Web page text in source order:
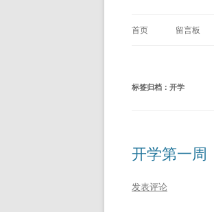
首页 留言板
标签归档： 开学
开学第一周
发表评论